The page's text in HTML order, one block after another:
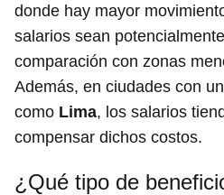
donde hay mayor
salarios sean
comparación con zonas
Además, en ciudades con
como Lima, los salarios
compensar dichos costos.
¿Qué tipo de